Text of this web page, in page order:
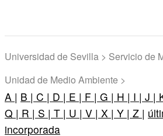
Universidad de Sevilla > Servicio de
Unidad de Medio Ambiente >
A | B | C | D | E | F | G | H | I | J |
Q | R | S | T | U | V | X | Y | Z |
incorporada